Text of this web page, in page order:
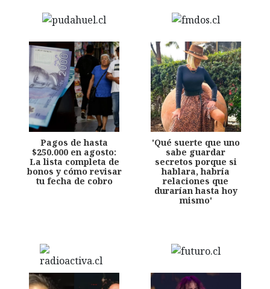
Pagos de hasta
$250.000 en agosto:
La lista completa de
bonos y cómo revisar
tu fecha de cobro
'Qué suerte que uno
sabe guardar
secretos porque si
hablara, habría
relaciones que
durarían hasta hoy
mismo'